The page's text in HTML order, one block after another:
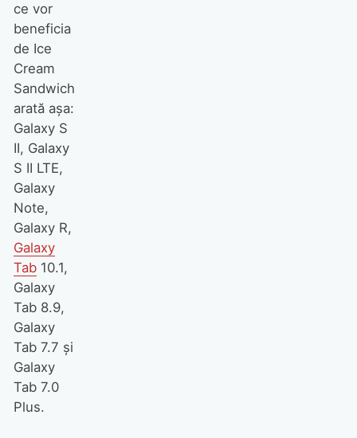
ce vor
beneficia
de Ice
Cream
Sandwich
arată aşa:
Galaxy S
II, Galaxy
S II LTE,
Galaxy
Note,
Galaxy R,
Galaxy
Tab10.1,
Galaxy
Tab 8.9,
Galaxy
Tab 7.7 şi
Galaxy
Tab 7.0
Plus.